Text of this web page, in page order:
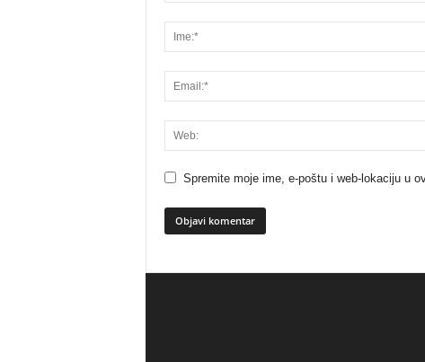
Spremite moje ime, e-poštu i web-lokaciju u